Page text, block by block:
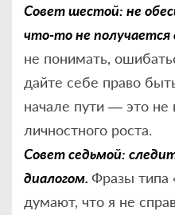
Совет шестой: не
что-то не получается
не понимать,
дайте себе право
начале пути — это не
личностного роста.
Совет седьмой:
диалогом. Фразы типа
думают, что я не